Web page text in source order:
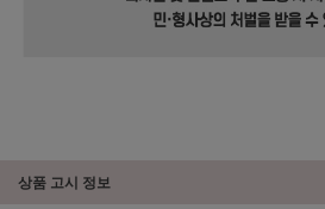
상품 고시 정보